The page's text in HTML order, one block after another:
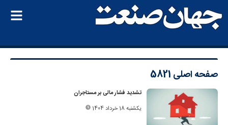
صفحه اصلی 5821
تشدید فشار مالی بر مستاجران
یکشنبه 18 خرداد 1404